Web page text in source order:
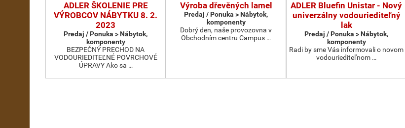
ADLER ŠKOLENIE PRE
VÝROBCOV NÁBYTKU 8. 2.
2023
Predaj / Ponuka > Nábytok,
komponenty
BEZPEČNÝ PRECHOD NA
VODOURIEDITEĽNÉ POVRCHOVÉ
ÚPRAVY Ako sa …
Výroba dřevěných lamel
Predaj / Ponuka > Nábytok,
komponenty
Dobrý den, naše provozovna v
Obchodním centru Campus …
ADLER Bluefin Unistar - Nový
univerzálny vodouriediteľný
lak
Predaj / Ponuka > Nábytok,
komponenty
Radi by sme Vás informovali o novom
vodourieditel'nom …